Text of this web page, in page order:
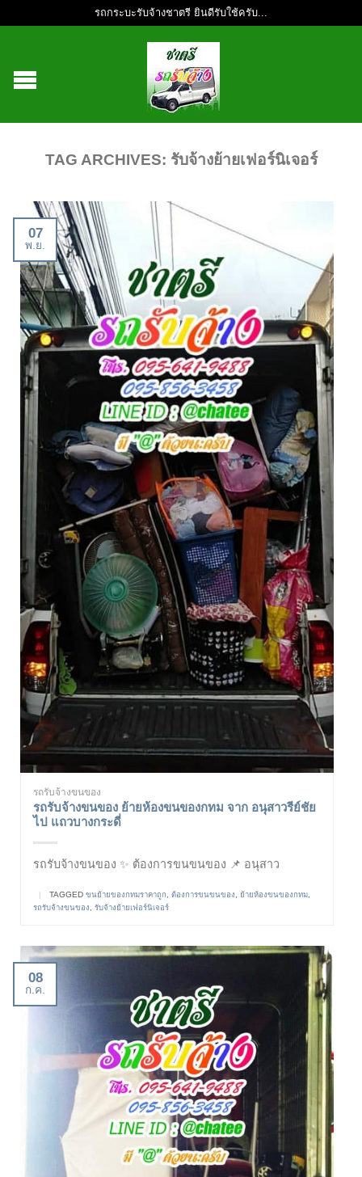
รถกระบะรับจ้างชาตรี ยินดีรับใช้ครับ...
TAG ARCHIVES: รับจ้างย้ายเฟอร์นิเจอร์
07
พ.ย.
รถรับจ้างขนของ
รถรับจ้างขนของ ย้ายห้องขนของกทม จาก อนุสาวรีย์ชัย
ไป แถวบางกระดี่
รถรับจ้างขนของ ✨ ต้องการขนขนของ 📌 อนุสาว
| TAGGED ขนย้ายของกทมราคาถูก ต้องการขนขนของ ย้ายห้องขนของกทม
รถรับจ้างขนของ
รับจ้างย้ายเฟอร์นิเจอร์
08
ก.ค.